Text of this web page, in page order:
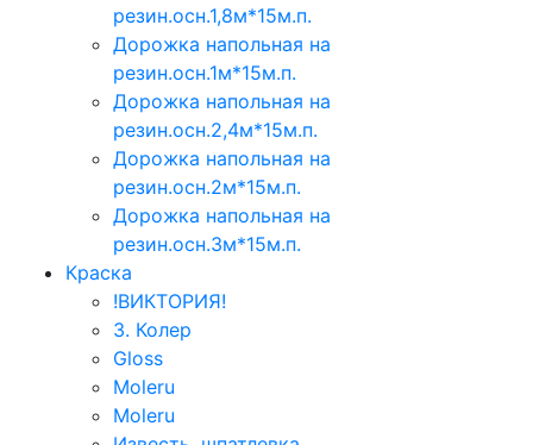
резин.осн.1,8м*15м.п.
Дорожка напольная на
резин.осн.1м*15м.п.
Дорожка напольная на
резин.осн.2,4м*15м.п.
Дорожка напольная на
резин.осн.2м*15м.п.
Дорожка напольная на
резин.осн.3м*15м.п.
Краска
!ВИКТОРИЯ!
3. Колер
Gloss
Moleru
Moleru